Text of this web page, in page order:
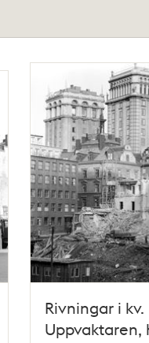
Rivningar i kv.
Uppvaktaren,